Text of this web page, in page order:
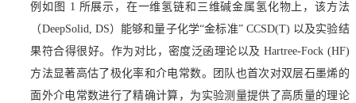
例如图 1 所展示，在一维氢链和三维碱金属氢化物上，该方法
（DeepSolid, DS）能够和量子化学“金标准” CCSD(T) 以及实验结
果符合得很好。作为对比，密度泛函理论以及 Hartree-Fock (HF)
方法显著高估了极化率和介电常数。团队也首次对双层石墨烯的
面外介电常数进行了精确计算，为实验测量提供了高质量的理论